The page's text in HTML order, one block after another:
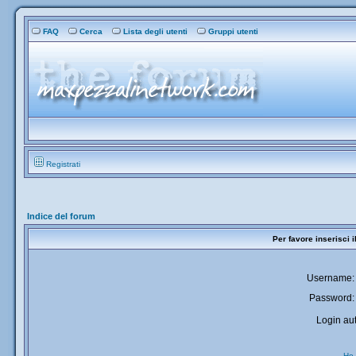
FAQ Cerca Lista degli utenti Gruppi utenti
Registrati
Indice del forum
Per favore inserisci
Username:
Password:
Login